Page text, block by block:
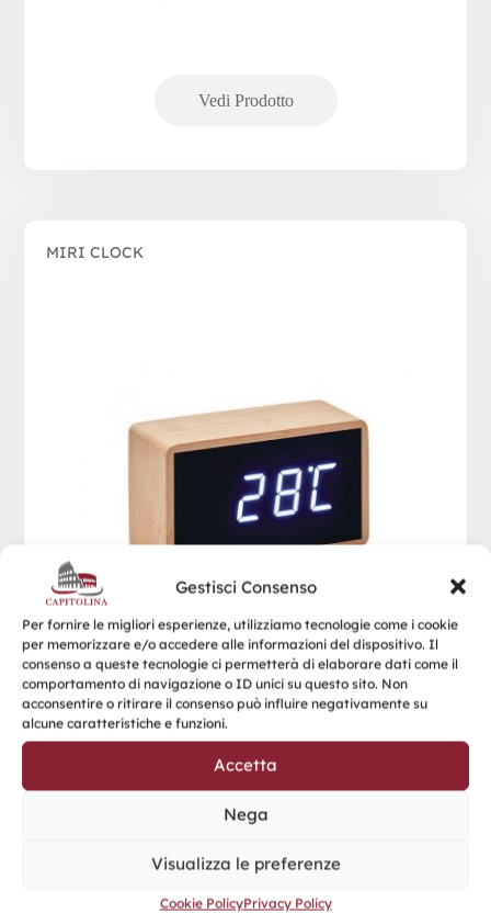
Gestisci Consenso
Per fornire le migliori esperienze, utilizziamo tecnologie come i cookie
per memorizzare e/o accedere alle informazioni del dispositivo. Il
consenso a queste tecnologie ci permetterà di elaborare dati come il
comportamento di navigazione o ID unici su questo sito. Non
acconsentire o ritirare il consenso può influire negativamente su
alcune caratteristiche e funzioni.
Accetta
Nega
Visualizza le preferenze
Cookie PolicyPrivacy Policy
MIRI CLOCK